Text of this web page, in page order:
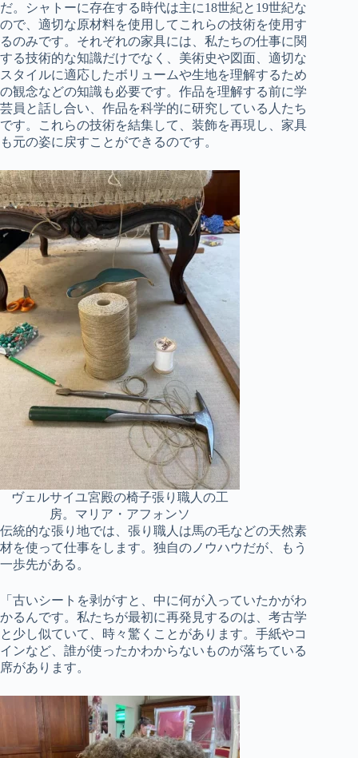
だ。シャトーに存在する時代は主に18世紀と19世紀な
ので、適切な原材料を使用してこれらの技術を使用す
るのみです。それぞれの家具には、私たちの仕事に関
する技術的な知識だけでなく、美術史や図面、適切な
スタイルに適応したボリュームや生地を理解するため
の観念などの知識も必要です。作品を理解する前に学
芸員と話し合い、作品を科学的に研究している人たち
です。これらの技術を結集して、装飾を再現し、家具
も元の姿に戻すことができるのです。
ヴェルサイユ宮殿の椅子張り職人の工
房。マリア・アフォンソ
伝統的な張り地では、張り職人は馬の毛などの天然素
材を使って仕事をします。独自のノウハウだが、もう
一歩先がある。
「古いシートを剥がすと、中に何が入っていたかがわ
かるんです。私たちが最初に再発見するのは、考古学
と少し似ていて、時々驚くことがあります。手紙やコ
インなど、誰が使ったかわからないものが落ちている
席があります。